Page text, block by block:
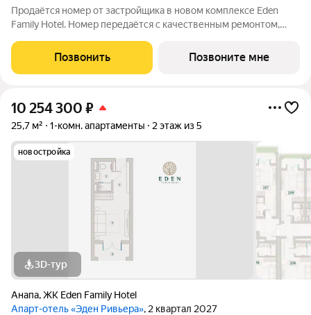
Продаётся номер от застройщика в новом комплексе Eden
Family Hotel. Номер передаётся с качественным ремонтом,
заселению или сдаче в аренду. Прямая продажа от
застройщика, прозрачные условия,
Позвонить Позвоните мне
10 254 300 ₽
25,7 м² 1-комн. апартаменты 2 этаж из 5
новостройка
3D-тур
Анапа,ЖК Eden Family Hotel
Апарт-отель «Эден Ривьера», 2 квартал 2027